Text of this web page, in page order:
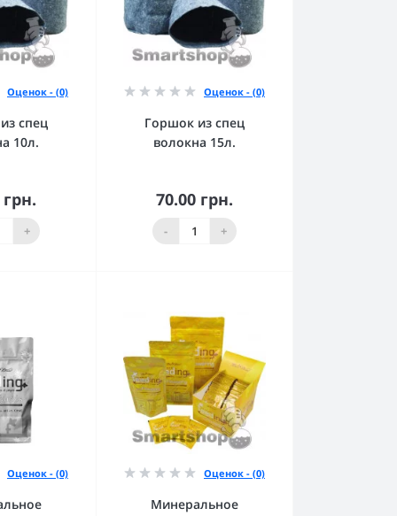
Оценок - (0)
спец
10л.
+
Оценок - (0)
Горшок из спец
волокна 15л.
70.00 грн.
- +
В корзину
Оценок - (0) Оценок - (0)
Минеральное